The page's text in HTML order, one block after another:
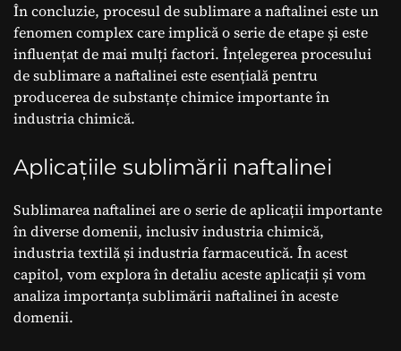
În concluzie, procesul de sublimare a naftalinei este un
fenomen complex care implică o serie de etape și este
influențat de mai mulți factori. Înțelegerea procesului
de sublimare a naftalinei este esențială pentru
producerea de substanțe chimice importante în
industria chimică.
Aplicațiile sublimării naftalinei
Sublimarea naftalinei are o serie de aplicații importante
în diverse domenii, inclusiv industria chimică,
industria textilă și industria farmaceutică. În acest
capitol, vom explora în detaliu aceste aplicații și vom
analiza importanța sublimării naftalinei în aceste
domenii.